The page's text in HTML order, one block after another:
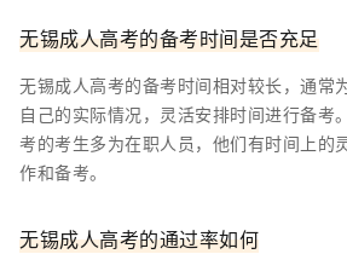
无锡成人高考的备考时间是否充足
无锡成人高考的备考时间相对较长，通常
自己的实际情况，灵活安排时间进行备考
考的考生多为在职人员，他们有时间上的
作和备考。
无锡成人高考的通过率如何